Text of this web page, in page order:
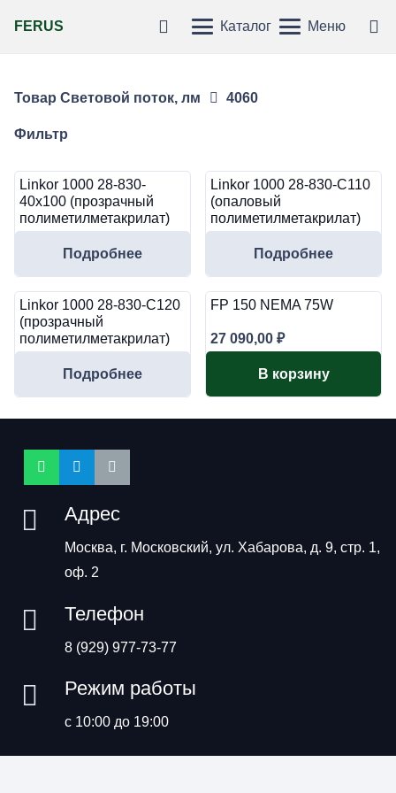
FERUS Каталог Меню
Товар Световой поток, лм 4060
Фильтр
Linkor 1000 28-830-
40х100 (прозрачный
полиметилметакрилат)
Подробнее
Linkor 1000 28-830-C110
(опаловый
полиметилметакрилат)
Подробнее
Linkor 1000 28-830-C120
(прозрачный
полиметилметакрилат)
Подробнее
FP 150 NEMA 75W
27 090,00 ₽
В корзину
Адрес
Москва, г. Московский, ул. Хабарова, д. 9, стр. 1,
оф. 2
Телефон
8 (929) 977-73-77
Режим работы
с 10:00 до 19:00